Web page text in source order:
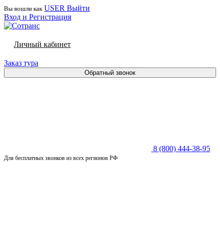
Вы вошли как USER Выйти
Вход и Регистрация
Личный кабинет
Заказ тура
Обратный звонок
8 (800) 444-38-95
Для бесплатных звонков из всех регионов РФ